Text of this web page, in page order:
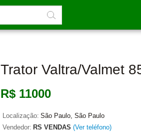
Trator Valtra/valmet
R$ 11000
Localização: São Paulo, São Paulo
Vendedor: RS VENDAS (Ver teléfono)